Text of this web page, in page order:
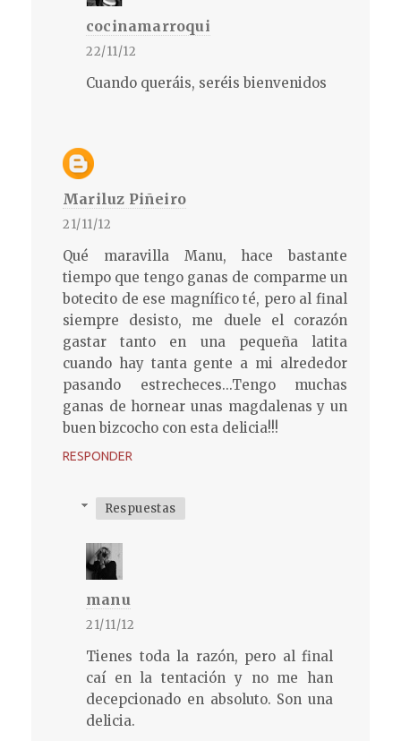
cocinamarroqui
22/11/12
Cuando queráis, seréis bienvenidos
Mariluz Piñeiro
21/11/12
Qué maravilla Manu, hace bastante
tiempo que tengo ganas de comparme un
botecito de ese magnífico té, pero al final
siempre desisto, me duele el corazón
gastar tanto en una pequeña latita
cuando hay tanta gente a mi alrededor
pasando estrecheces...Tengo muchas
ganas de hornear unas magdalenas y un
buen bizcocho con esta delicia!!!
RESPONDER
Respuestas
manu
21/11/12
Tienes toda la razón, pero al final
caí en la tentación y no me han
decepcionado en absoluto. Son una
delicia.